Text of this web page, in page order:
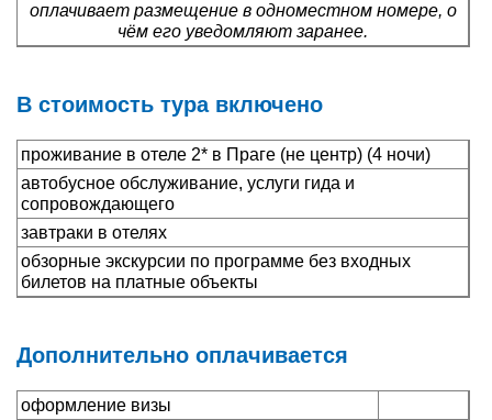
оплачивает размещение в одноместном номере, о
чём его уведомляют заранее.
В стоимость тура включено
проживание в отеле 2* в Праге (не центр) (4 ночи)
автобусное обслуживание, услуги гида и
сопровождающего
завтраки в отелях
обзорные экскурсии по программе без входных
билетов на платные объекты
Дополнительно оплачивается
оформление визы